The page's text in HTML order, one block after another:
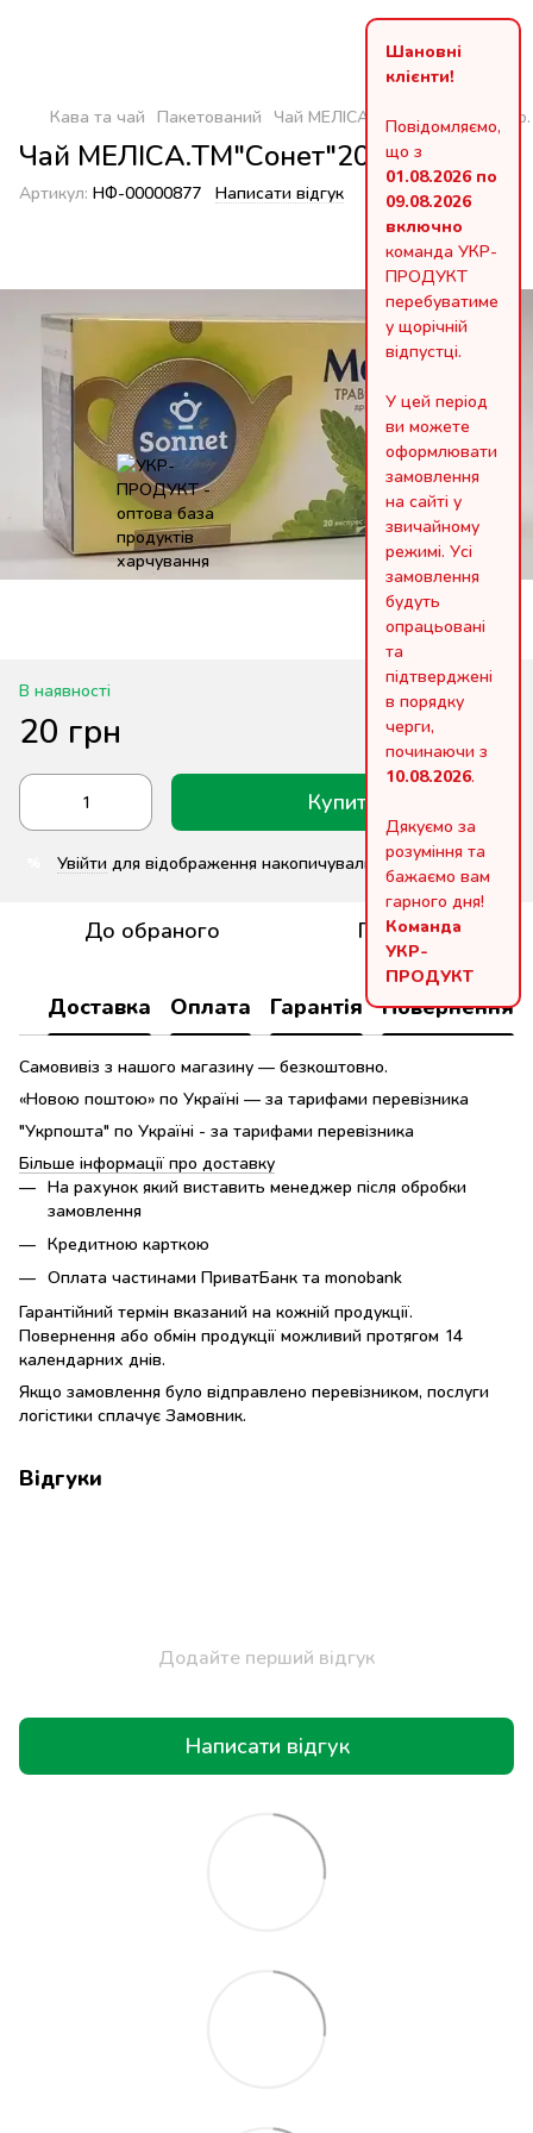
Шановні
клієнти!
Повідомляємо,
що з
01.08.2026 по
09.08.2026
включно
команда УКР-
ПРОДУКТ
перебуватиме
у щорічній
відпустці.
У цей період
ви можете
оформлювати
замовлення
на сайті у
звичайному
режимі. Усі
замовлення
будуть
опрацьовані
та
підтверджені
в порядку
черги,
починаючи з
10.08.2026.
Дякуємо за
розуміння та
бажаємо вам
гарного дня!
Команда
УКР-
ПРОДУКТ
Кава та чай Пакетований Чай МЕЛІСА.ТМ"Сонет"20шт/1гр.
Чай МЕЛІСА.ТМ"Сонет"20шт/1гр.
Артикул: НФ-00000877 Написати відгук
В наявності
20 грн
Купити
Увійти для відображення накопичувальної знижки
До обраного Порівняти
Доставка Оплата Гарантія Повернення
Самовивіз з нашого магазину — безкоштовно.
«Новою поштою» по Україні — за тарифами перевізника
"Укрпошта" по Україні - за тарифами перевізника
Більше інформації про доставку
На рахунок який виставить менеджер після обробки
замовлення
Кредитною карткою
Оплата частинами ПриватБанк та monobank
Гарантійний термін вказаний на кожній продукції.
Повернення або обмін продукції можливий протягом 14
календарних днів.
Якщо замовлення було відправлено перевізником, послуги
логістики сплачує Замовник.
Відгуки
Додайте перший відгук
Написати відгук